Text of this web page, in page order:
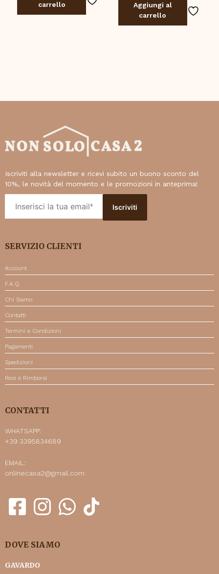
carrello
Aggiungi al
carrello
Iscriviti alla newsletter e ricevi subito un buono sconto del
10%, le novità del momento e le promozioni in anteprima!
SERVIZIO CLIENTI
Account
F.A.Q.
Chi Siamo
Contatti
Termini e Condizioni
Pagamenti
Spedizioni
Resi e Rimborsi
CONTATTI
WHATSAPP:
+39 3395834689
EMAIL:
onlinecasa2@gmail.com
DOVE SIAMO
GAVARDO